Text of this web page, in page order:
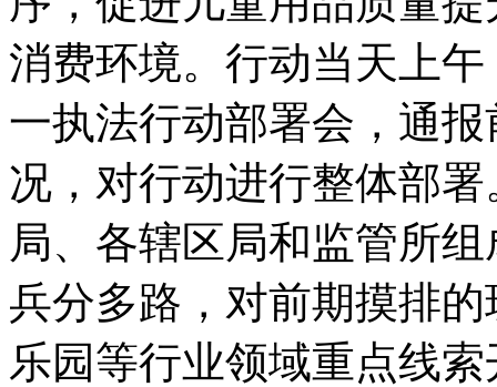
消费环境。行动当天上
一执法行动部署会，通
况，对行动进行整体部
局、各辖区局和监管所
兵分多路，对前期摸排
乐园等行业领域重点线